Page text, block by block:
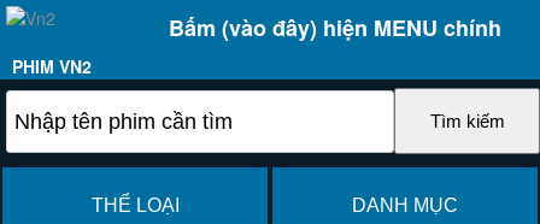
Bấm (vào đây) hiện MENU chính
PHIM VN2
THỂ LOẠI DANH MỤC